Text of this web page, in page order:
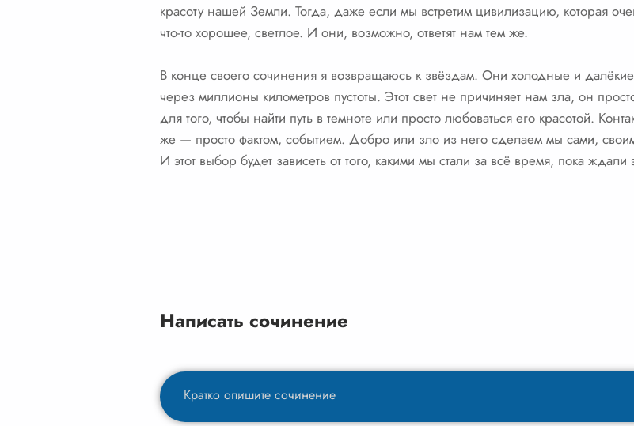
красоту нашей Земли. Тогда, даже если мы встретим цивилизацию, которая
что-то хорошее, светлое. И они, возможно, ответят нам тем же.
В конце своего сочинения я возвращаюсь к звёздам. Они холодные и далёкие,
через миллионы километров пустоты. Этот свет не причиняет нам зла, он
для того, чтобы найти путь в темноте или просто любоваться его красотой.
же — просто фактом, событием. Добро или зло из него сделаем мы сами,
И этот выбор будет зависеть от того, какими мы стали за всё время, пока
Написать сочинение